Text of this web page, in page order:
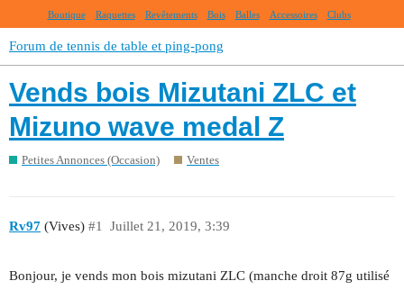
Boutique Raquettes Revêtements Bois Balles Accessoires Clubs
Forum de tennis de table et ping-pong
Vends bois Mizutani ZLC et
Mizuno wave medal Z
Petites Annonces (Occasion) Ventes
Rv97 (Vives) Juillet 21, 2019, 3:39
#1
Bonjour, je vends mon bois mizutani ZLC (manche droit 87g utilisé